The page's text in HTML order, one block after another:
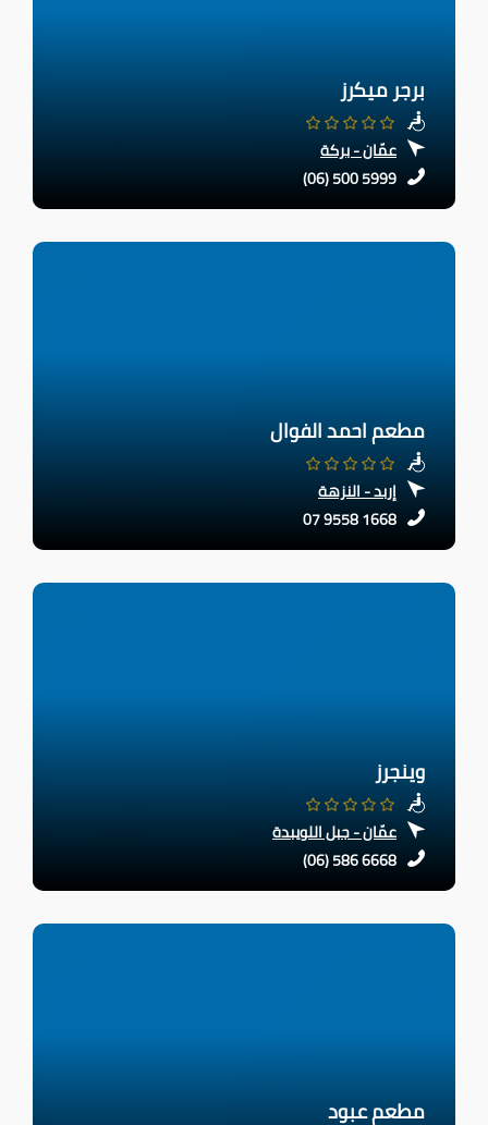
برجر ميكرز
عمّان - بركة
(06) 500 5999
مطعم احمد الفوال
إربد - النزهة
07 9558 1668
وينجرز
عمّان - جبل اللويبدة
(06) 586 6668
مطعم عبود